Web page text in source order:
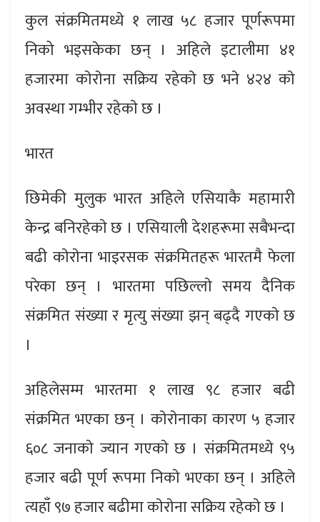
कुल संक्रमितमध्ये १ लाख ५८ हजार पूर्णरूपमा
निको भइसकेका छन् । अहिले इटालीमा ४१
हजारमा काेराेना सक्रिय रहेकाे छ भने ४२४ काे
अवस्था गम्भीर रहेकाे छ ।
भारत
छिमेकी मुलुक भारत अहिले एसियाकै महामारी
केन्द्र बनिरहेकाे छ । एसियाली देशहरूमा सबैभन्दा
बढी काेराेना भाइरसक संक्रमितहरू भारतमै फेला
परेका छन् । भारतमा पछिल्लाे समय दैनिक
संक्रमित संख्या र मृत्यु संख्या झन् बढ्दै गएकाे छ
।
अहिलेसम्म भारतमा १ लाख ९८ हजार बढी
संक्रमित भएका छन् । काेराेनाका कारण ५ हजार
६०८ जनाकाे ज्यान गएकाे छ । संक्रमितमध्ये ९५
हजार बढी पूर्ण रूपमा निकाे भएका छन् । अहिले
त्यहाँ ९७ हजार बढीमा काेराेना सक्रिय रहेकाे छ ।